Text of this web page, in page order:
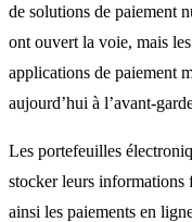
de solutions de paiement
ont ouvert la voie, mais
applications de paiement
aujourd’hui à l’avant-
Les portefeuilles
stocker leurs informations
ainsi les paiements en